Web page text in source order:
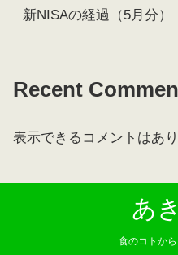
新NISAの経過（5月分）
Recent
表示できるコメントはあり
あ
食のコトか